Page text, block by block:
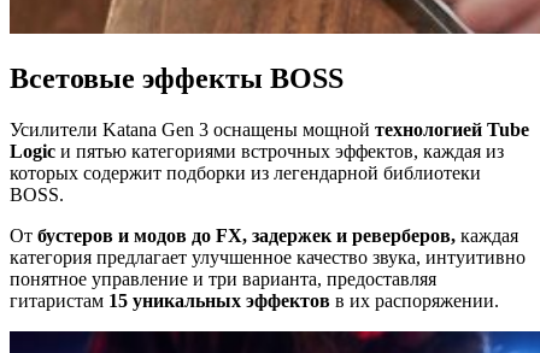
Всетовые эффекты BOSS
Усилители Katana Gen 3 оснащены мощной технологией Tube
Logic и пятью категориями встрочных эффектов, каждая из
которых содержит подборки из легендарной библиотеки
BOSS.
От бустеров и модов до FX, задержек и реверберов, каждая
категория предлагает улучшенное качество звука, интуитивно
понятное управление и три варианта, предоставляя
гитаристам 15 уникальных эффектов в их распоряжении.